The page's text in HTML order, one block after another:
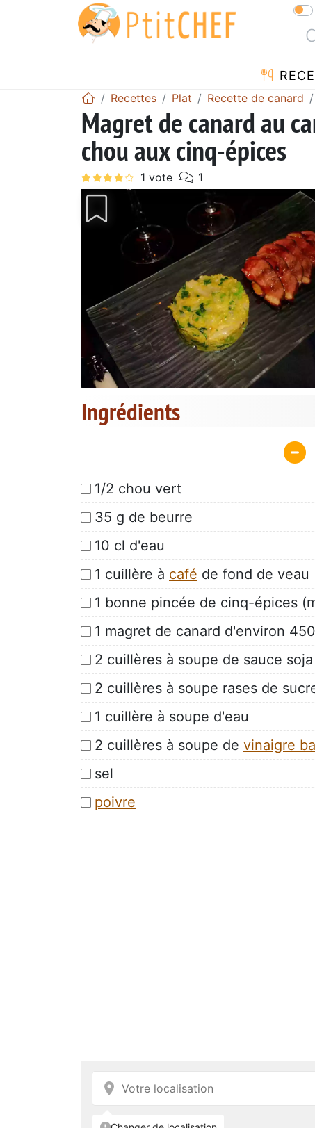
Recettes Plat Recette de canard
Magret de canard au
chou aux cinq-épices
Ingrédients
1/2 chou vert
35 g de beurre
10 cl d'eau
1 cuillère à café de fond de veau
1 bonne pincée de cinq-épices
1 magret de canard d'environ
2 cuillères à soupe de sauce soja
2 cuillères à soupe rases de
1 cuillère à soupe d'eau
2 cuillères à soupe de vinaigre
sel
poivre